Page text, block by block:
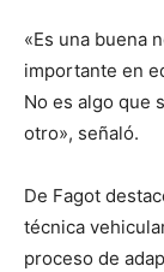
«Es una buena
importante en
No es algo que
otro», señaló.
De Fagot
técnica
proceso de